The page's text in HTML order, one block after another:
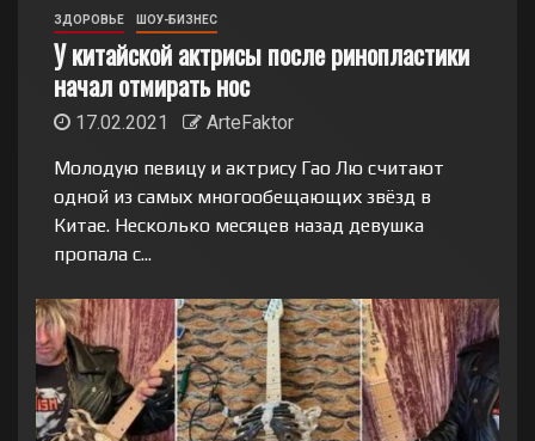
ЗДОРОВЬЕ ШОУ-БИЗНЕС
У китайской актрисы после ринопластики
начал отмирать нос
17.02.2021
ArteFaktor
Молодую певицу и актрису Гао Лю считают
одной из самых многообещающих звёзд в
Китае. Несколько месяцев назад девушка
пропала с...